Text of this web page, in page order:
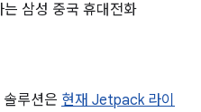
삼성 중국 휴대전화
루션은 현재 Jetpack 라이